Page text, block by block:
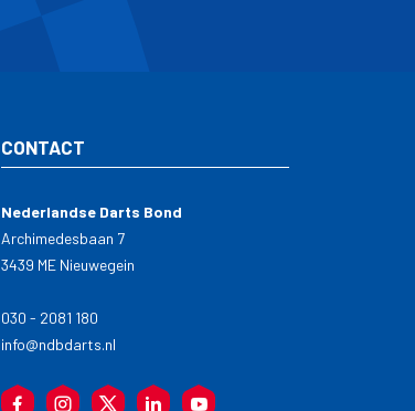
CONTACT
Nederlandse Darts Bond
Archimedesbaan 7
3439 ME Nieuwegein
030 - 2081 180
info@ndbdarts.nl